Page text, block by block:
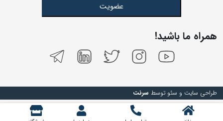
عضویت
همراه ما باشید!
طراحی سایت و سئو توسط سرنت